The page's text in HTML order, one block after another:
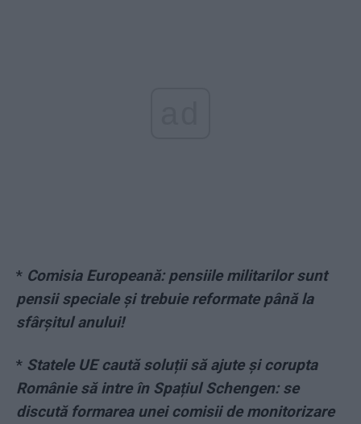
* Comisia Europeană: pensiile militarilor sunt
pensii speciale și trebuie reformate până la
sfârșitul anului!
* Statele UE caută soluții să ajute și corupta
Românie să intre în Spațiul Schengen: se
discută formarea unei comisii de monitorizare